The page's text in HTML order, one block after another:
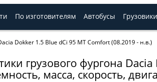
По изготовителям Автобусы Грузовики
Dokker 1.5 Blue dCi 95 MT Comfort (08.2019 - н.в.)
грузового фургона
масса, скорость,